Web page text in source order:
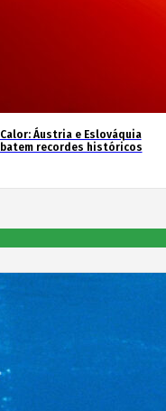
Calor: Áustria e Eslováquia
batem recordes históricos